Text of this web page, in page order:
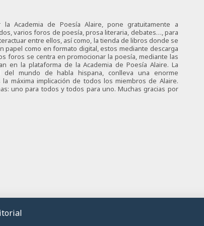
la Academia de Poesía Alaire, pone gratuitamente a
varios foros de poesía, prosa literaria, debates…, para
entre ellos, así como, la tienda de libros donde se
papel como en formato digital, estos mediante descarga
foros se centra en promocionar la poesía, mediante las
en la plataforma de la Academia de Poesía Alaire. La
mundo de habla hispana, conlleva una enorme
máxima implicación de todos los miembros de Alaire.
uno para todos y todos para uno. Muchas gracias por